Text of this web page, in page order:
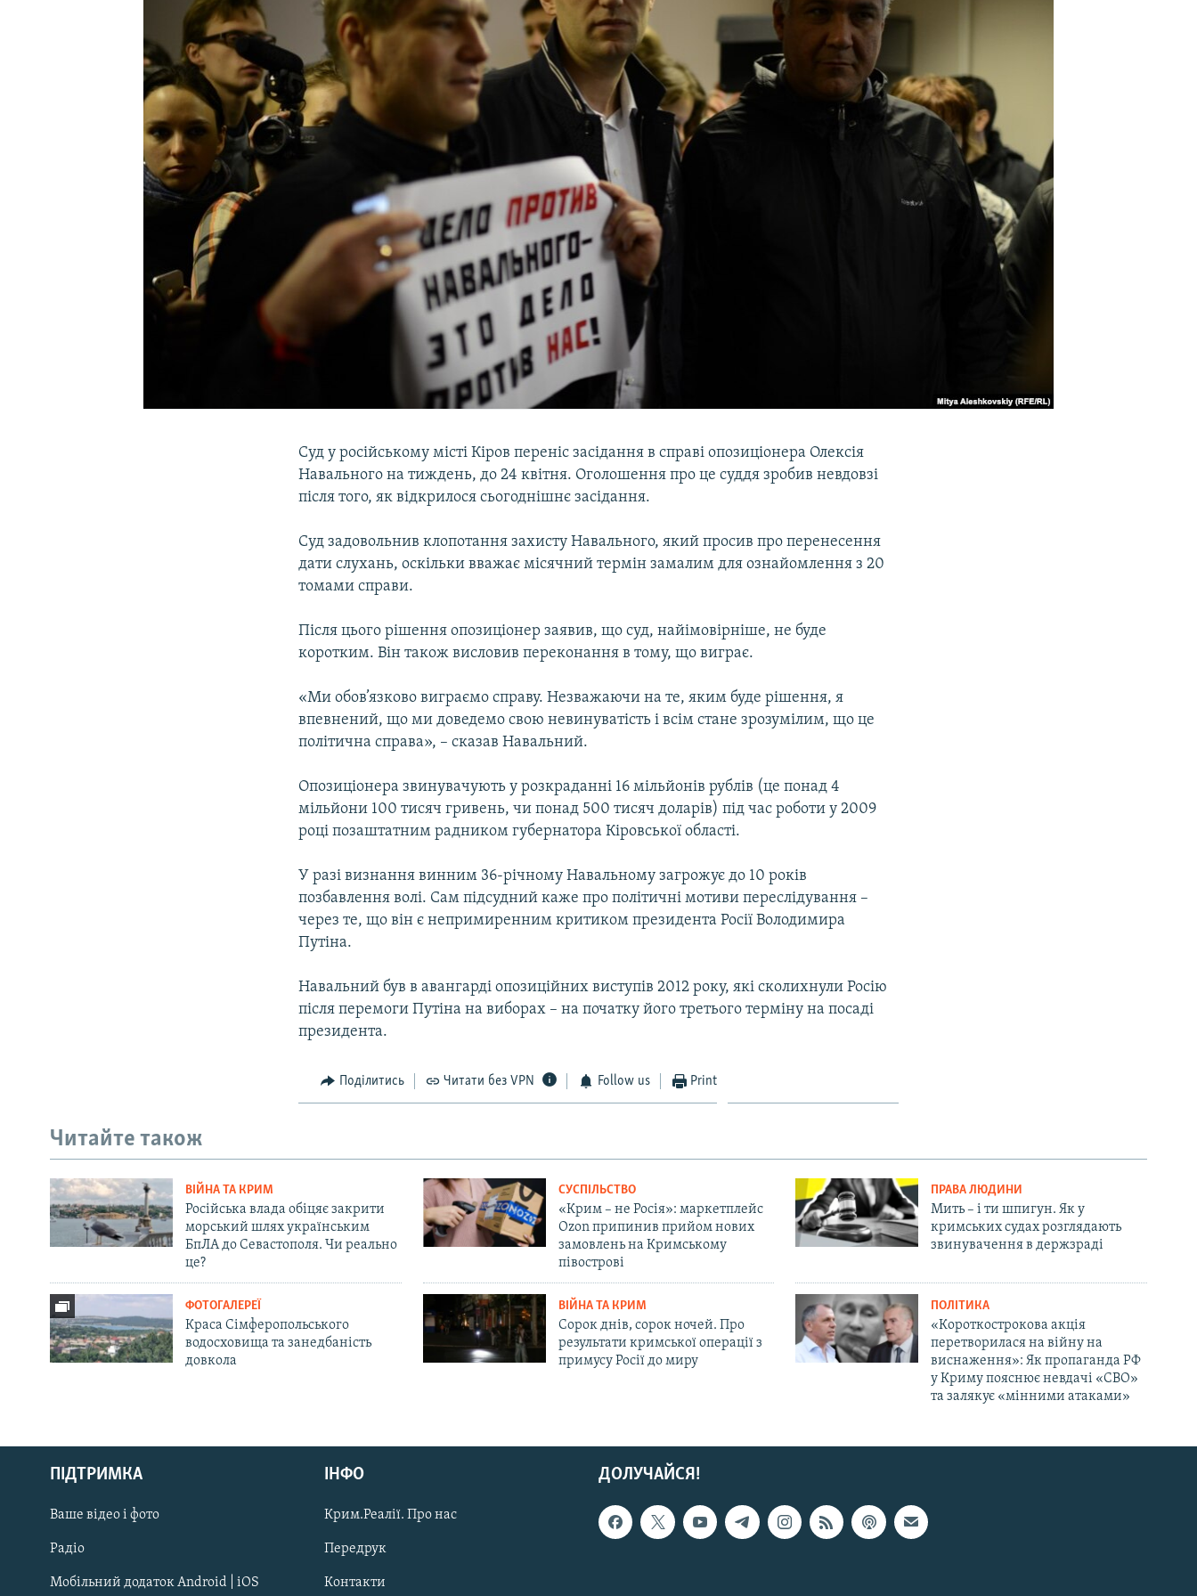
УКРАЇНСЬКА ПРОБЛЕМА КРИМУ
Русский
Qırımtatar
ДОЛУЧАЙСЯ!
Суд у російському місті Кіров переніс засідання в справі опозиціонера Олексія
Навального на тиждень, до 24 квітня. Оголошення про це суддя зробив невдовзі
після того, як відкрилося сьогоднішнє засідання.
Суд задовольнив клопотання захисту Навального, який просив про перенесення
дати слухань, оскільки вважає місячний термін замалим для ознайомлення з 20
томами справи.
Після цього рішення опозиціонер заявив, що суд, найімовірніше, не буде
коротким. Він також висловив переконання в тому, що виграє.
«Ми обов’язково виграємо справу. Незважаючи на те, яким буде рішення, я
впевнений, що ми доведемо свою невинуватість і всім стане зрозумілим, що це
політична справа», – сказав Навальний.
Опозиціонера звинувачують у розкраданні 16 мільйонів рублів (це понад 4
мільйони 100 тисяч гривень, чи понад 500 тисяч доларів) під час роботи у 2009
році позаштатним радником губернатора Кіровської області.
У разі визнання винним 36-річному Навальному загрожує до 10 років
позбавлення волі. Сам підсудний каже про політичні мотиви переслідування –
через те, що він є непримиренним критиком президента Росії Володимира
Путіна.
Навальний був в авангарді опозиційних виступів 2012 року, які сколихнули Росію
після перемоги Путіна на виборах – на початку його третього терміну на посаді
президента.
Поділитись Читати без VPN Follow us Print
Читайте також
ВІЙНА ТА КРИМ
Російська влада обіцяє закрити
морський шлях українським
БпЛА до Севастополя. Чи реально
це?
СУСПІЛЬСТВО
«Крим – не Росія»: маркетплейс
Ozon припинив прийом нових
замовлень на Кримському
півострові
ПРАВА ЛЮДИНИ
Мить – і ти шпигун. Як у
кримських судах розглядають
звинувачення в держзраді
ФОТОГАЛЕРЕЇ
Краса Сімферопольського
водосховища та занедбаність
довкола
ВІЙНА ТА КРИМ
Сорок днів, сорок ночей. Про
результати кримської операції з
примусу Росії до миру
ПОЛІТИКА
«Короткострокова акція
перетворилася на війну на
виснаження»: Як пропаганда РФ
у Криму пояснює невдачі «СВО»
та залякує «мінними атаками»
ДОЛУЧАЙСЯ!
ПІДТРИМКА
Ваше відео і фото
Радіо
Мобільний додаток Android | iOS
ІНФО
Крим.Реалії. Про нас
Передрук
Контакти